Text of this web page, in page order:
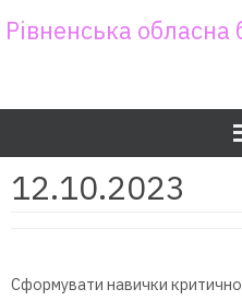
toРівненська обласна
12.10.2023
Сформувати навички